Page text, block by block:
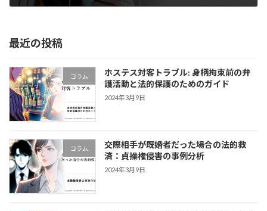
最近の投稿
コラム
ホステス対客トラブル: 身柄拘束前の弁
護活動と法的保護のためのガイド
2024年3月9日
コラム
交際相手が既婚者だった場合の法的救
済：貞操権侵害の事例分析
2024年3月9日